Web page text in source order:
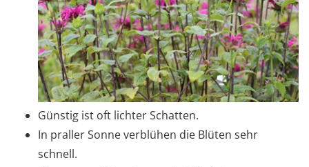
Günstig ist oft lichter Schatten.
In praller Sonne verblühen die Blüten sehr
schnell.